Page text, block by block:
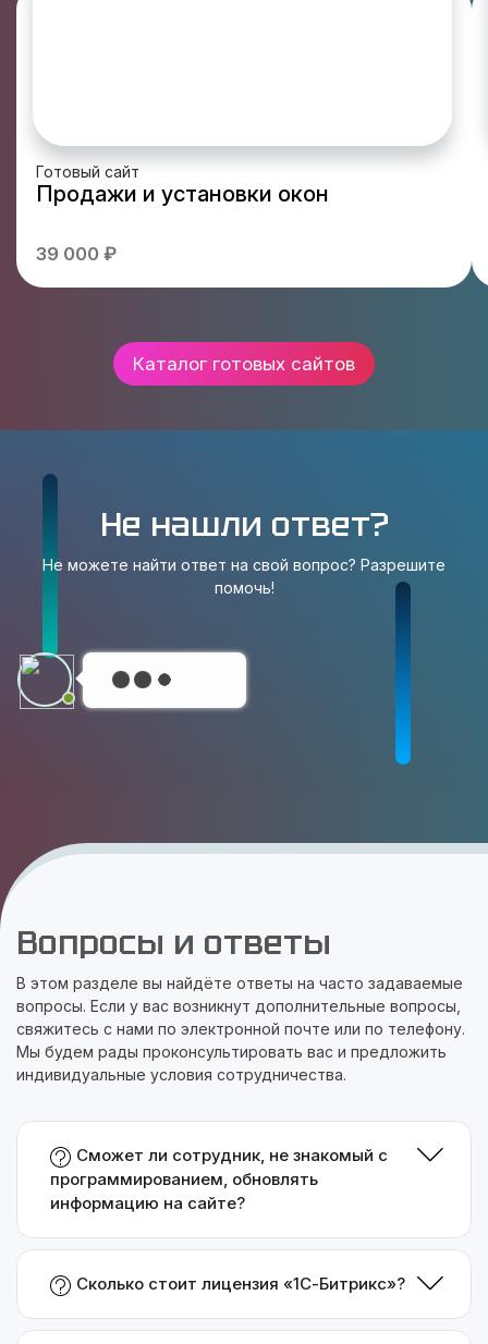
Готовый сайт
Продажи и установки окон
39 000 ₽
Каталог готовых сайтов
Не нашли ответ?
Не можете найти ответ на свой вопрос? Разрешите
помочь!
Вопросы и ответы
В этом разделе вы найдёте ответы на часто задаваемые
вопросы. Если у вас возникнут дополнительные вопросы,
свяжитесь с нами по электронной почте или по телефону.
Мы будем рады проконсультировать вас и предложить
индивидуальные условия сотрудничества.
Сможет ли сотрудник, не знакомый с
программированием, обновлять
информацию на сайте?
Сколько стоит лицензия «1С-Битрикс»?